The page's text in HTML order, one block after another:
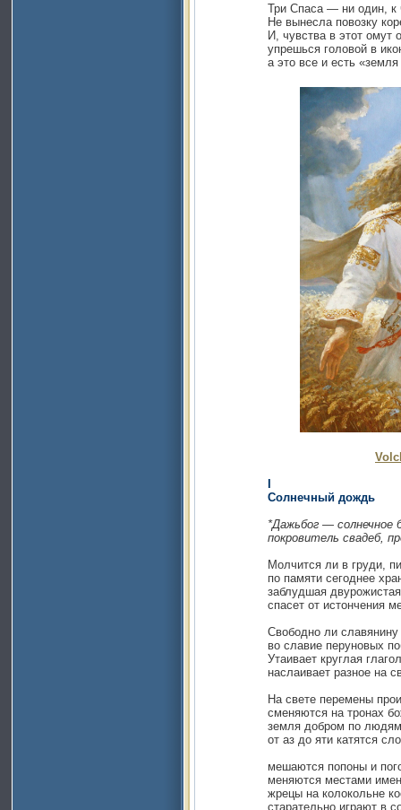
Три Спаса — ни один, к
Не вынесла повозку
И, чувства в этот омут
упрешься головой в
а это все и есть «земля
I
Солнечный дождь
*Дажьбог —
покровитель свадеб,
Молчится ли в груди,
по памяти сегоднее
заблудшая двурожистая
спасет от истончения
Свободно ли славянину
во славие перуновых
Утаивает круглая
наслаивает разное на
На свете перемены
сменяются на тронах
земля добром по людям
от аз до яти катятся
мешаются попоны и
меняются местами
жрецы на колокольне
старательно играют в